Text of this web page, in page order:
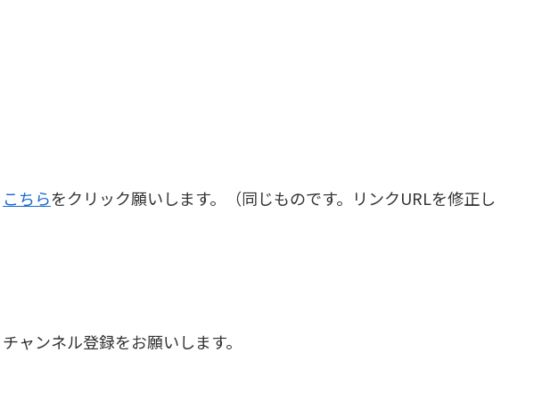
こちらをクリック願いします。（同じものです。リンクURLを修正し
ャンネル登録をお願いします。